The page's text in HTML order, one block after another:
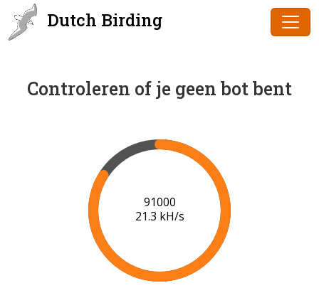
Dutch Birding
Controleren of je geen bot bent
91000
21.3 kH/s